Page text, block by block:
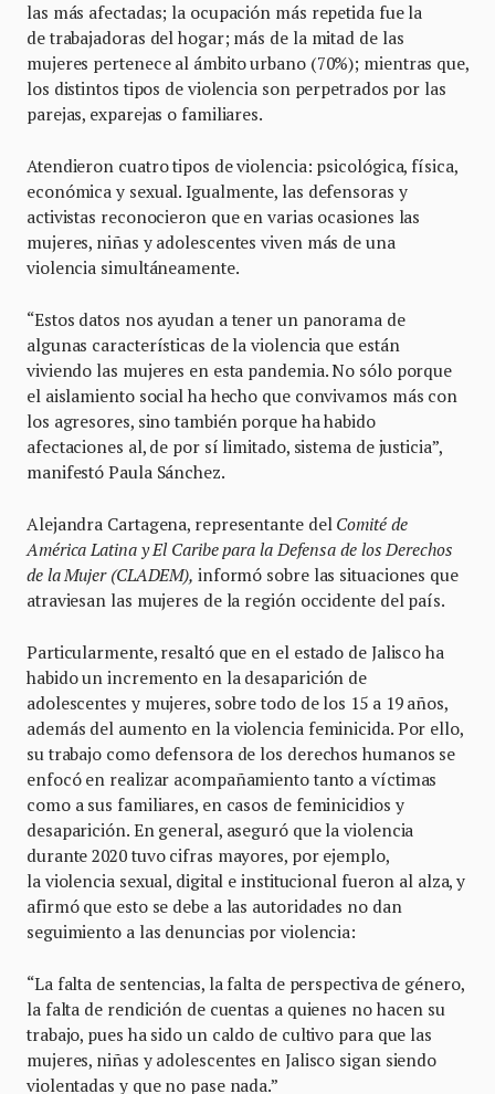
las más afectadas; la ocupación más repetida fue la
de trabajadoras del hogar; más de la mitad de las
mujeres pertenece al ámbito urbano (70%); mientras que,
los distintos tipos de violencia son perpetrados por las
parejas, exparejas o familiares.
Atendieron cuatro tipos de violencia: psicológica, física,
económica y sexual. Igualmente, las defensoras y
activistas reconocieron que en varias ocasiones las
mujeres, niñas y adolescentes viven más de una
violencia simultáneamente.
“Estos datos nos ayudan a tener un panorama de
algunas características de la violencia que están
viviendo las mujeres en esta pandemia. No sólo porque
el aislamiento social ha hecho que convivamos más con
los agresores, sino también porque ha habido
afectaciones al, de por sí limitado, sistema de justicia”,
manifestó Paula Sánchez.
Alejandra Cartagena, representante del Comité de
América Latina y El Caribe para la Defensa de los Derechos
de la Mujer (CLADEM), informó sobre las situaciones que
atraviesan las mujeres de la región occidente del país.
Particularmente, resaltó que en el estado de Jalisco ha
habido un incremento en la desaparición de
adolescentes y mujeres, sobre todo de los 15 a 19 años,
además del aumento en la violencia feminicida. Por ello,
su trabajo como defensora de los derechos humanos se
enfocó en realizar acompañamiento tanto a víctimas
como a sus familiares, en casos de feminicidios y
desaparición. En general, aseguró que la violencia
durante 2020 tuvo cifras mayores, por ejemplo,
la violencia sexual, digital e institucional fueron al alza, y
afirmó que esto se debe a las autoridades no dan
seguimiento a las denuncias por violencia:
“La falta de sentencias, la falta de perspectiva de género,
la falta de rendición de cuentas a quienes no hacen su
trabajo, pues ha sido un caldo de cultivo para que las
mujeres, niñas y adolescentes en Jalisco sigan siendo
violentadas y que no pase nada.”